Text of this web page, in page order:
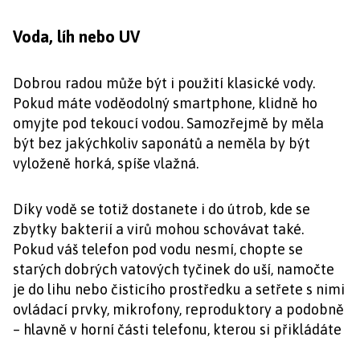
Voda, líh nebo UV
Dobrou radou může být i použití klasické vody.
Pokud máte voděodolný smartphone, klidně ho
omyjte pod tekoucí vodou. Samozřejmě by měla
být bez jakýchkoliv saponátů a neměla by být
vyloženě horká, spíše vlažná.
Díky vodě se totiž dostanete i do útrob, kde se
zbytky bakterií a virů mohou schovávat také.
Pokud váš telefon pod vodu nesmí, chopte se
starých dobrých vatových tyčinek do uší, namočte
je do lihu nebo čisticího prostředku a setřete s nimi
ovládací prvky, mikrofony, reproduktory a podobně
– hlavně v horní části telefonu, kterou si přikládáte